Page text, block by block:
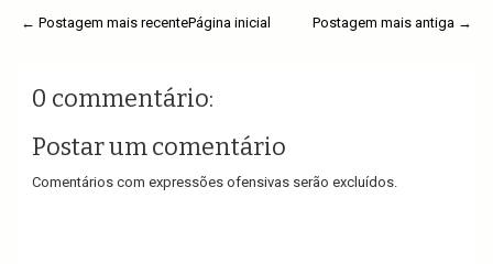
← Postagem mais recente Postagem mais antiga →
Página inicial
0 commentário:
Postar um comentário
Comentários com expressões ofensivas serão excluídos.